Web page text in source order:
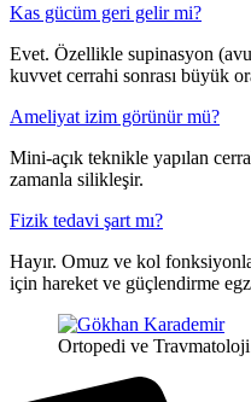
Kas gücüm geri gelir mi?
Evet. Özellikle supinasyon
kuvvet cerrahi sonrası büyük
Ameliyat izim görünür mü?
Mini-açık teknikle yapılan
zamanla silikleşir.
Fizik tedavi şart mı?
Hayır. Omuz ve kol
için hareket ve güçlendirme
Ortopedi ve Travmatoloji